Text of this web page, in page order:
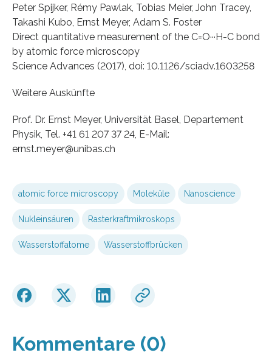
Peter Spijker, Rémy Pawlak, Tobias Meier, John Tracey,
Takashi Kubo, Ernst Meyer, Adam S. Foster
Direct quantitative measurement of the C=O···H-C bond
by atomic force microscopy
Science Advances (2017), doi: 10.1126/sciadv.1603258
Weitere Auskünfte
Prof. Dr. Ernst Meyer, Universität Basel, Departement
Physik, Tel. +41 61 207 37 24, E-Mail:
ernst.meyer@unibas.ch
atomic force microscopy Moleküle Nanoscience
Nukleinsäuren Rasterkraftmikroskops
Wasserstoffatome Wasserstoffbrücken
Kommentare (0)